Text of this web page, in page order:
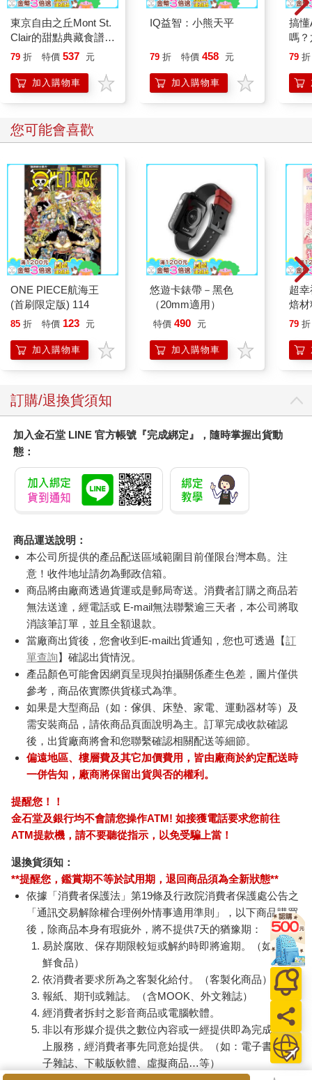
東京自由之丘Mont St.
Clair的甜點典藏食譜
(烘焙食光)
79 折 特價 537 元
加入購物車
IQ益智：小熊天平
79 折 特價 458 元
加入購物車
搞
嗎
智
79 折
您可能會喜歡
ONE PIECE航海王
(首刷限定版) 114
85 折 特價 123 元
加入購物車
悠遊卡錶帶－黑色
（20mm適用）
特價 490 元
加入購物車
超
焙
愛
79 折
訂購/退換貨須知
加入金石堂 LINE 官方帳號『完成綁定』，隨時掌握出貨動
態：
商品運送說明：
本公司所提供的產品配送區域範圍目前僅限台灣本島。注
意！收件地址請勿為郵政信箱。
商品將由廠商透過貨運或是郵局寄送。消費者訂購之商品若
無法送達，經電話或 E-mail無法聯繫逾三天者，本公司將取
消該筆訂單，並且全額退款。
當廠商出貨後，您會收到E-mail出貨通知，您也可透過【訂
單查詢】確認出貨情況。
產品顏色可能會因網頁呈現與拍攝關係產生色差，圖片僅供
參考，商品依實際供貨樣式為準。
如果是大型商品（如：傢俱、床墊、家電、運動器材等）及
需安裝商品，請依商品頁面說明為主。訂單完成收款確認
後，出貨廠商將會和您聯繫確認相關配送等細節。
偏遠地區、樓層費及其它加價費用，皆由廠商於約定配送時
一併告知，廠商將保留出貨與否的權利。
提醒您！！
金石堂及銀行均不會請您操作ATM! 如接獲電話要求您前往
ATM提款機，請不要聽從指示，以免受騙上當！
退換貨須知：
**提醒您，鑑賞期不等於試用期，退回商品須為全新狀態**
依據「消費者保護法」第19條及行政院消費者保護處公告之
「通訊交易解除權合理例外情事適用準則」，以下商品購買
後，除商品本身有瑕疵外，將不提供7天的猶豫期：
易於腐敗、保存期限較短或解約時即將逾期。（如：生
鮮食品）
依消費者要求所為之客製化給付。（客製化商品）
報紙、期刊或雜誌。（含MOOK、外文雜誌）
經消費者拆封之影音商品或電腦軟體。
非以有形媒介提供之數位內容或一經提供即為完成之線
上服務，經消費者事先同意始提供。（如：電子書、電
子雜誌、下載版軟體、虛擬商品…等）